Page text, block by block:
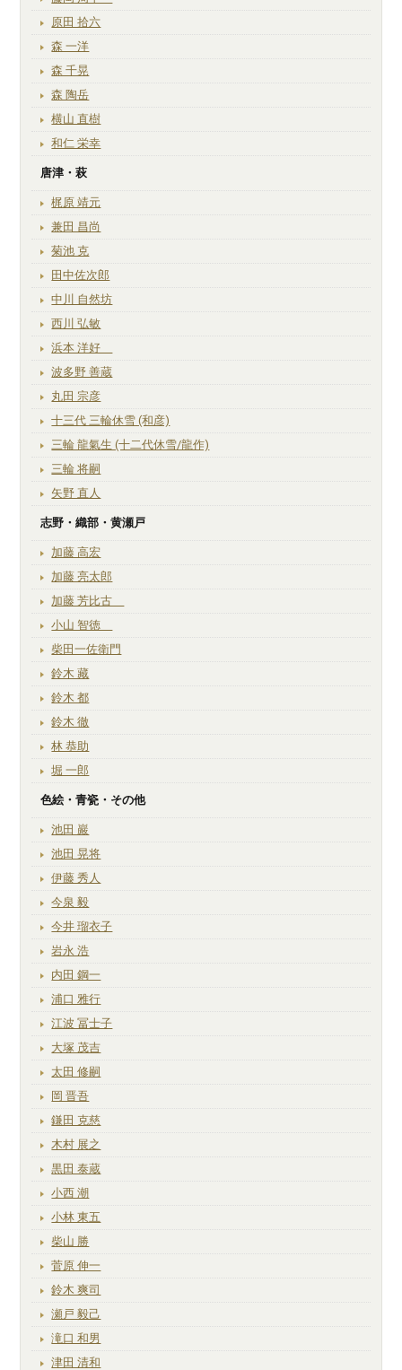
原田 拾六
森 一洋
森 千晃
森 陶岳
横山 直樹
和仁 栄幸
唐津・萩
梶原 靖元
兼田 昌尚
菊池 克
田中佐次郎
中川 自然坊
西川 弘敏
浜本 洋好
波多野 善蔵
丸田 宗彦
十三代 三輪休雪 (和彦)
三輪 龍氣生 (十二代休雪/龍作)
三輪 将嗣
矢野 直人
志野・織部・黄瀬戸
加藤 高宏
加藤 亮太郎
加藤 芳比古
小山 智徳
柴田一佐衛門
鈴木 藏
鈴木 都
鈴木 徹
林 恭助
堀 一郎
色絵・青瓷・その他
池田 巖
池田 晃将
伊藤 秀人
今泉 毅
今井 瑠衣子
岩永 浩
内田 鋼一
浦口 雅行
江波 冨士子
大塚 茂吉
太田 修嗣
岡 晋吾
鎌田 克慈
木村 展之
黒田 泰蔵
小西 潮
小林 東五
柴山 勝
菅原 伸一
鈴木 爽司
瀬戸 毅己
滝口 和男
津田 清和